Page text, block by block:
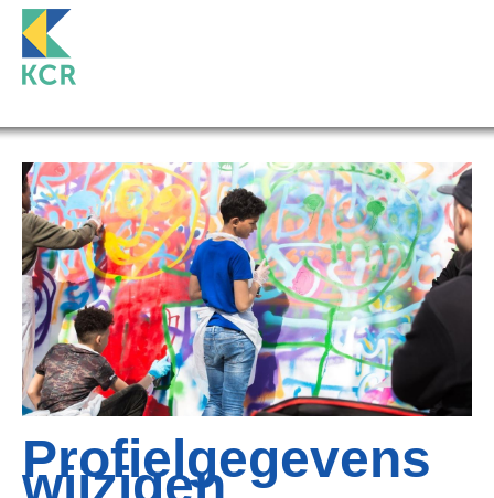
Profielgegevens
wijzigen